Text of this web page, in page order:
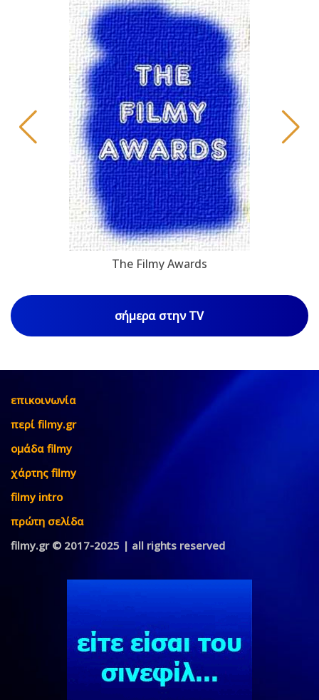
The Filmy Awards
σήμερα στην TV
επικοινωνία
περί filmy.gr
ομάδα filmy
χάρτης filmy
filmy intro
πρώτη σελίδα
filmy.gr © 2017-2025 | all rights reserved